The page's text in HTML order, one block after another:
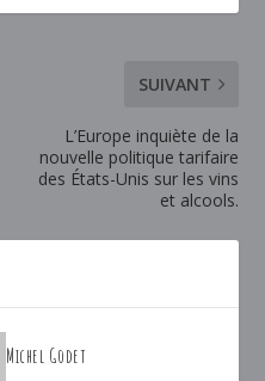
SUIVANT
L’Europe inquiète de la
nouvelle politique tarifaire
des États-Unis sur les vins
et alcools.
Michel Godet